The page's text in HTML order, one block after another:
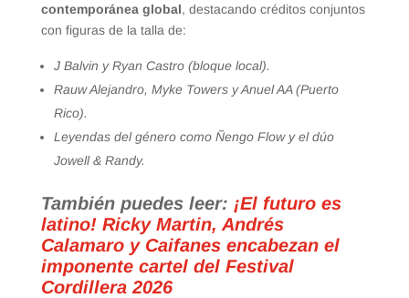
contemporánea global, destacando créditos conjuntos
con figuras de la talla de:
J Balvin y Ryan Castro (bloque local).
Rauw Alejandro, Myke Towers y Anuel AA (Puerto
Rico).
Leyendas del género como Ñengo Flow y el dúo
Jowell & Randy.
También puedes leer: ¡El futuro es
latino! Ricky Martin, Andrés
Calamaro y Caifanes encabezan el
imponente cartel del Festival
Cordillera 2026